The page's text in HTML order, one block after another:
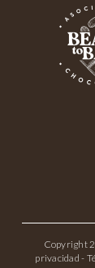
Copyright
privacidad -